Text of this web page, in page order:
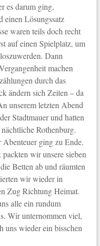
es darum ging,
einen Lösungssatz
waren teils doch recht
auf einen Spielplatz, um
Dann
machen
durch das
ändern sich Zeiten – da
unserem letzten Abend
Stadtmauer und hatten
Rothenburg.
Abenteuer ging zu Ende.
wir unsere sieben
Betten ab und räumten
wir wieder in
Zug Richtung Heimat.
alle ein rundum
Wir unternommen viel,
uns wieder ein bisschen